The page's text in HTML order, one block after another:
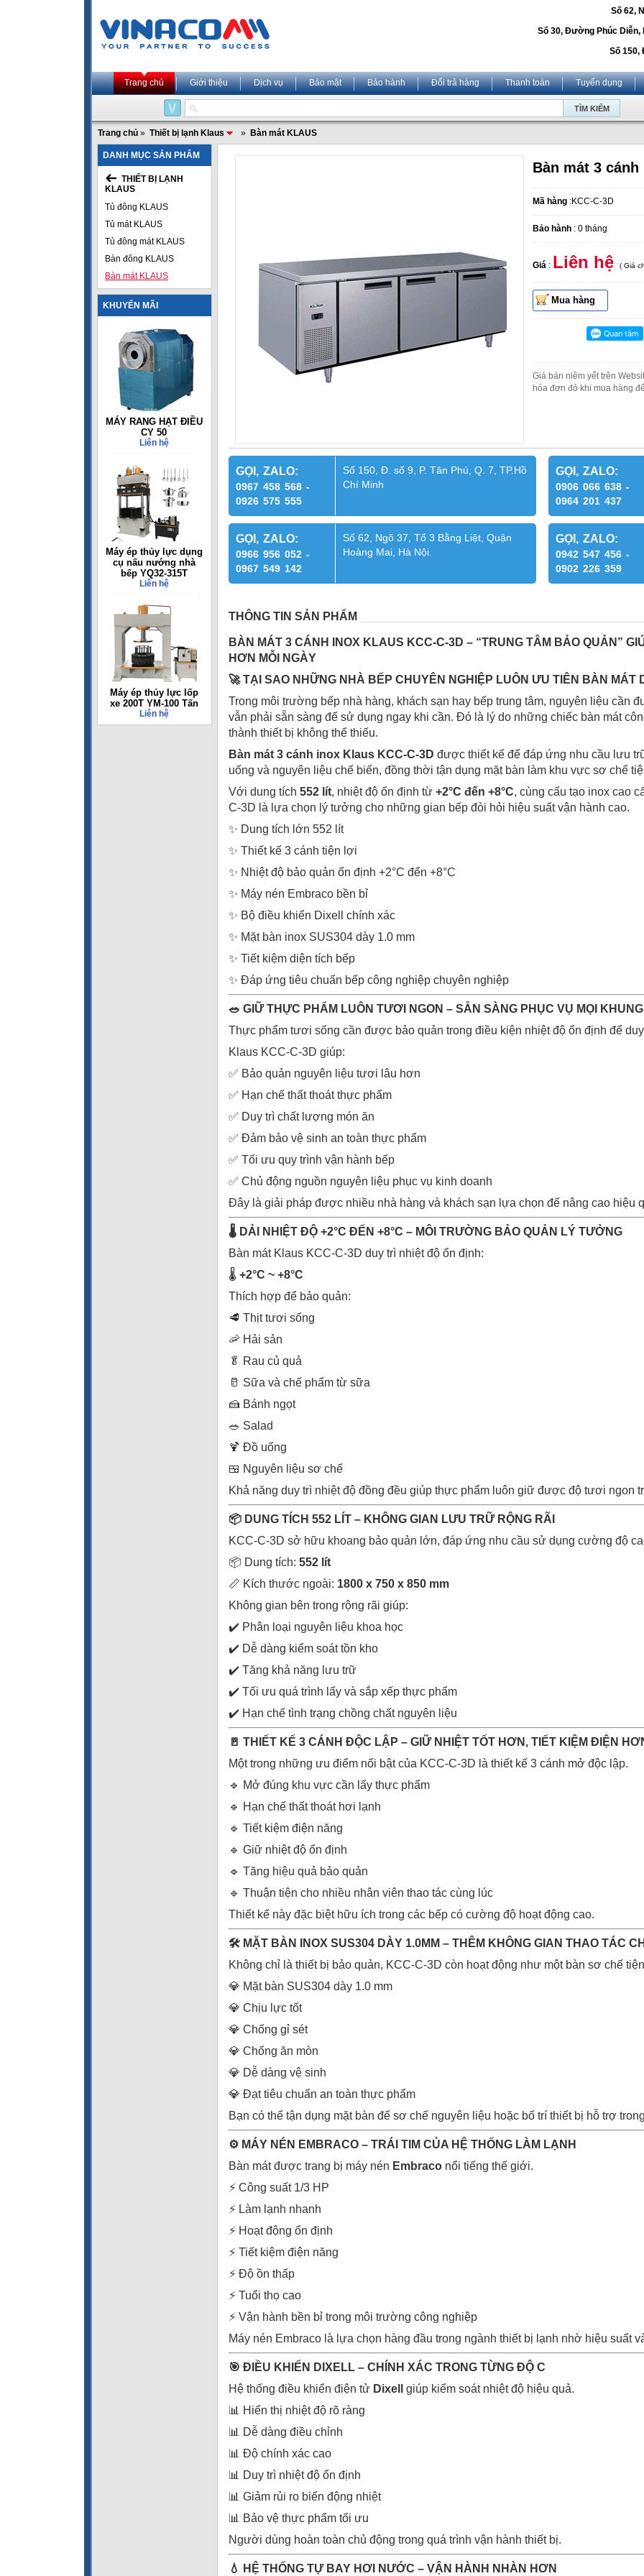
Số 62,
Số 30, Đường Phúc Diễn,
Số 150,
Trang chủ Giới thiệu Dịch vụ Bảo mật Bảo hành Đổi trả hàng Thanh toán Tuyển dụng
Trang chủ » Thiết bị lạnh Klaus » Bàn mát KLAUS
DANH MỤC SẢN PHẨM
THIẾT BỊ LẠNH
KLAUS
Tủ đông KLAUS
Tủ mát KLAUS
Tủ đông mát KLAUS
Bàn đông KLAUS
Bàn mát KLAUS
KHUYẾN MÃI
MÁY RANG HẠT ĐIỀU
CY 50
Liên hệ
Máy ép thủy lực dụng
cụ nấu nướng nhà
bếp YQ32-315T
Liên hệ
Máy ép thủy lực lốp
xe 200T YM-100 Tấn
Liên hệ
Bàn mát 3 cánh
Mã hàng :KCC-C-3D
Bảo hành : 0 tháng
Giá : Liên hệ ( Giá
Mua hàng
Giá bán niêm yết trên
hóa đơn đỏ khi mua hàng
GỌI, ZALO:
0967 458 568 -
0926 575 555
Số 150, Đ. số 9, P. Tân Phú, Q. 7, TP.Hồ
Chí Minh
GỌI, ZALO:
0906 066 638 -
0964 201 437
GỌI, ZALO:
0966 956 052 -
0967 549 142
Số 62, Ngõ 37, Tổ 3 Bằng Liệt, Quận
Hoàng Mai, Hà Nội.
GỌI, ZALO:
0942 547 456 -
0902 226 359
THÔNG TIN SẢN PHẨM
BÀN MÁT 3 CÁNH INOX KLAUS KCC-C-3D – “TRUNG TÂM BẢO QUẢN”
HƠN MỖI NGÀY
🚀 TẠI SAO NHỮNG NHÀ BẾP CHUYÊN NGHIỆP LUÔN ƯU TIÊN BÀN MÁT
Trong môi trường bếp nhà hàng, khách sạn hay bếp trung tâm, nguyên liệu cần
vẫn phải sẵn sàng để sử dụng ngay khi cần. Đó là lý do những chiếc bàn mát
thành thiết bị không thể thiếu.
Bàn mát 3 cánh inox Klaus KCC-C-3D được thiết kế để đáp ứng nhu cầu lưu
uống và nguyên liệu chế biến, đồng thời tận dụng mặt bàn làm khu vực sơ chế
Với dung tích 552 lít, nhiệt độ ổn định từ +2°C đến +8°C, cùng cấu tạo inox cao
C-3D là lựa chọn lý tưởng cho những gian bếp đòi hỏi hiệu suất vận hành cao.
✨ Dung tích lớn 552 lít
✨ Thiết kế 3 cánh tiện lợi
✨ Nhiệt độ bảo quản ổn định +2°C đến +8°C
✨ Máy nén Embraco bền bỉ
✨ Bộ điều khiển Dixell chính xác
✨ Mặt bàn inox SUS304 dày 1.0 mm
✨ Tiết kiệm diện tích bếp
✨ Đáp ứng tiêu chuẩn bếp công nghiệp chuyên nghiệp
🥗 GIỮ THỰC PHẨM LUÔN TƯƠI NGON – SẴN SÀNG PHỤC VỤ MỌI
Thực phẩm tươi sống cần được bảo quản trong điều kiện nhiệt độ ổn định để
Klaus KCC-C-3D giúp:
✅ Bảo quản nguyên liệu tươi lâu hơn
✅ Hạn chế thất thoát thực phẩm
✅ Duy trì chất lượng món ăn
✅ Đảm bảo vệ sinh an toàn thực phẩm
✅ Tối ưu quy trình vận hành bếp
✅ Chủ động nguồn nguyên liệu phục vụ kinh doanh
Đây là giải pháp được nhiều nhà hàng và khách sạn lựa chọn để nâng cao hiệu
🌡️ DẢI NHIỆT ĐỘ +2°C ĐẾN +8°C – MÔI TRƯỜNG BẢO QUẢN LÝ TƯỞNG
Bàn mát Klaus KCC-C-3D duy trì nhiệt độ ổn định:
🌡️ +2°C ~ +8°C
Thích hợp để bảo quản:
🥩 Thịt tươi sống
🦐 Hải sản
🥬 Rau củ quả
🥛 Sữa và chế phẩm từ sữa
🍰 Bánh ngọt
🥗 Salad
🍹 Đồ uống
🍱 Nguyên liệu sơ chế
Khả năng duy trì nhiệt độ đồng đều giúp thực phẩm luôn giữ được độ tươi ngon
📦 DUNG TÍCH 552 LÍT – KHÔNG GIAN LƯU TRỮ RỘNG RÃI
KCC-C-3D sở hữu khoang bảo quản lớn, đáp ứng nhu cầu sử dụng cường độ
📦 Dung tích: 552 lít
📏 Kích thước ngoài: 1800 x 750 x 850 mm
Không gian bên trong rộng rãi giúp:
✔️ Phân loại nguyên liệu khoa học
✔️ Dễ dàng kiểm soát tồn kho
✔️ Tăng khả năng lưu trữ
✔️ Tối ưu quá trình lấy và sắp xếp thực phẩm
✔️ Hạn chế tình trạng chồng chất nguyên liệu
🚪 THIẾT KẾ 3 CÁNH ĐỘC LẬP – GIỮ NHIỆT TỐT HƠN, TIẾT KIỆM ĐIỆN
Một trong những ưu điểm nổi bật của KCC-C-3D là thiết kế 3 cánh mở độc lập.
🔹 Mở đúng khu vực cần lấy thực phẩm
🔹 Hạn chế thất thoát hơi lạnh
🔹 Tiết kiệm điện năng
🔹 Giữ nhiệt độ ổn định
🔹 Tăng hiệu quả bảo quản
🔹 Thuận tiện cho nhiều nhân viên thao tác cùng lúc
Thiết kế này đặc biệt hữu ích trong các bếp có cường độ hoạt động cao.
🛠️ MẶT BÀN INOX SUS304 DÀY 1.0MM – THÊM KHÔNG GIAN THAO TÁC
Không chỉ là thiết bị bảo quản, KCC-C-3D còn hoạt động như một bàn sơ chế
💎 Mặt bàn SUS304 dày 1.0 mm
💎 Chịu lực tốt
💎 Chống gỉ sét
💎 Chống ăn mòn
💎 Dễ dàng vệ sinh
💎 Đạt tiêu chuẩn an toàn thực phẩm
Bạn có thể tận dụng mặt bàn để sơ chế nguyên liệu hoặc bố trí thiết bị hỗ trợ
⚙️ MÁY NÉN EMBRACO – TRÁI TIM CỦA HỆ THỐNG LÀM LẠNH
Bàn mát được trang bị máy nén Embraco nổi tiếng thế giới.
⚡ Công suất 1/3 HP
⚡ Làm lạnh nhanh
⚡ Hoạt động ổn định
⚡ Tiết kiệm điện năng
⚡ Độ ồn thấp
⚡ Tuổi thọ cao
⚡ Vận hành bền bỉ trong môi trường công nghiệp
Máy nén Embraco là lựa chọn hàng đầu trong ngành thiết bị lạnh nhờ hiệu suất
🎯 ĐIỀU KHIỂN DIXELL – CHÍNH XÁC TRONG TỪNG ĐỘ C
Hệ thống điều khiển điện tử Dixell
giúp kiểm soát nhiệt độ hiệu quả.
📊 Hiển thị nhiệt độ rõ ràng
📊 Dễ dàng điều chỉnh
📊 Độ chính xác cao
📊 Duy trì nhiệt độ ổn định
📊 Giảm rủi ro biến động nhiệt
📊 Bảo vệ thực phẩm tối ưu
Người dùng hoàn toàn chủ động trong quá trình vận hành thiết bị.
💧 HỆ THỐNG TỰ BAY HƠI NƯỚC – VẬN HÀNH NHÀN HƠN